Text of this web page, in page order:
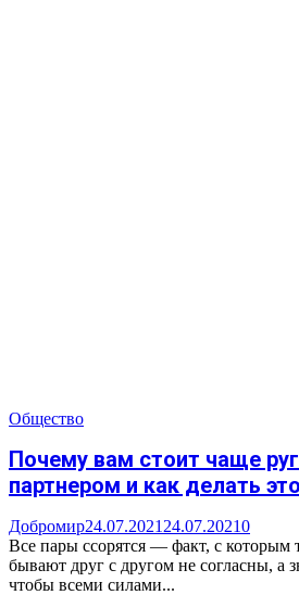
Общество
Почему вам стоит чаще
партнером и как делать
Добромир24.07.2021 24.07.20210
Все пары ссорятся — факт, с которым
бывают друг с другом не согласны, а
чтобы всеми силами...